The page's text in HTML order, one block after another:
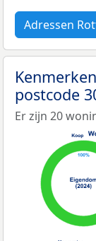
Adressen
postcode
Er zijn 20